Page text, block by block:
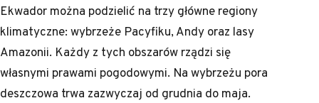
Ekwador można podzielić na trzy główne regiony
klimatyczne: wybrzeże Pacyfiku, Andy oraz lasy
Amazonii. Każdy z tych obszarów rządzi się
własnymi prawami pogodowymi. Na wybrzeżu pora
deszczowa trwa zazwyczaj od grudnia do maja.